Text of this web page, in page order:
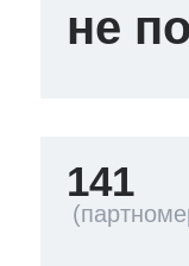
не
141